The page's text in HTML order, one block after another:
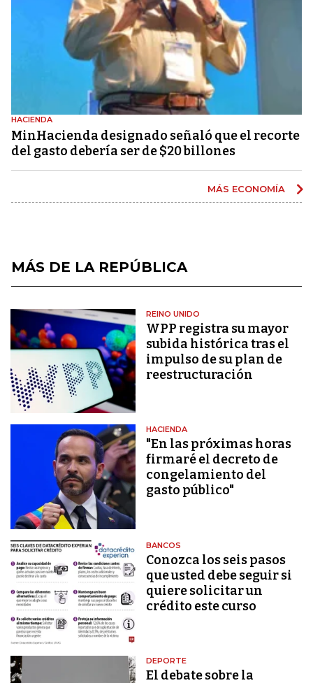
HACIENDA
MinHacienda designado señaló que el recorte
del gasto debería ser de $20 billones
MÁS ECONOMÍA
MÁS DE LA REPÚBLICA
REINO UNIDO
WPP registra su mayor
subida histórica tras el
impulso de su plan de
reestructuración
HACIENDA
"En las próximas horas
firmaré el decreto de
congelamiento del
gasto público"
BANCOS
Conozca los seis pasos
que usted debe seguir si
quiere solicitar un
crédito este curso
DEPORTE
El debate sobre la